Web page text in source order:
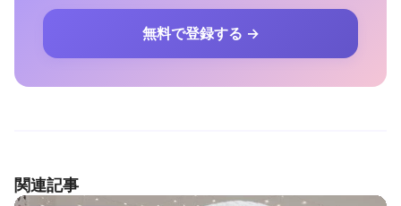
無料で登録する →
関連記事